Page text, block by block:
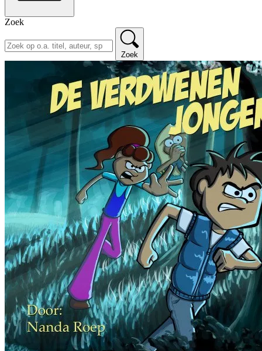
Zoek
Zoek